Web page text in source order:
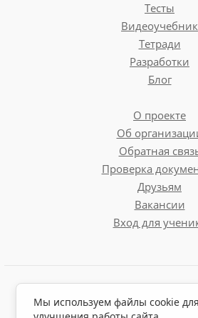
Тесты
Видеоучебник
Тетради
Разработки
Блог
О проекте
Об
Обратная
Проверка
Друзьям
Вакансии
Вход для
Политика обработки
Мы используем файлы cookie для